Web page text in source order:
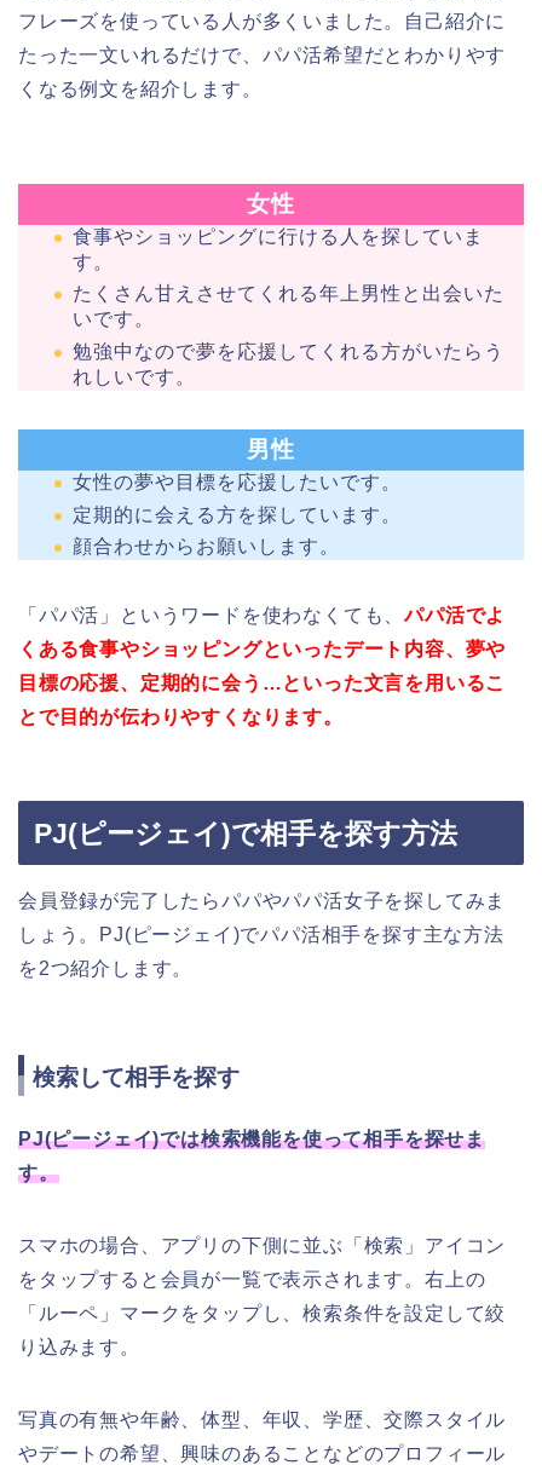
フレーズを使っている人が多くいました。自己紹介に
たった一文いれるだけで、パパ活希望だとわかりやす
くなる例文を紹介します。
女性
食事やショッピングに行ける人を探していま
す。
たくさん甘えさせてくれる年上男性と出会いた
いです。
勉強中なので夢を応援してくれる方がいたらう
れしいです。
男性
女性の夢や目標を応援したいです。
定期的に会える方を探しています。
顔合わせからお願いします。
「パパ活」というワードを使わなくても、パパ活でよ
くある食事やショッピングといったデート内容、夢や
目標の応援、定期的に会う…といった文言を用いるこ
とで目的が伝わりやすくなります。
PJ(ピージェイ)で相手を探す方法
会員登録が完了したらパパやパパ活女子を探してみま
しょう。PJ(ピージェイ)でパパ活相手を探す主な方法
を2つ紹介します。
検索して相手を探す
PJ(ピージェイ)では検索機能を使って相手を探せま
す。
スマホの場合、アプリの下側に並ぶ「検索」アイコン
をタップすると会員が一覧で表示されます。右上の
「ルーペ」マークをタップし、検索条件を設定して絞
り込みます。
写真の有無や年齢、体型、年収、学歴、交際スタイル
やデートの希望、興味のあることなどのプロフィール